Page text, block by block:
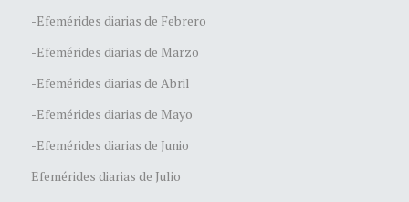
-Efemérides diarias de Febrero
-Efemérides diarias de Marzo
-Efemérides diarias de Abril
-Efemérides diarias de Mayo
-Efemérides diarias de Junio
Efemérides diarias de Julio